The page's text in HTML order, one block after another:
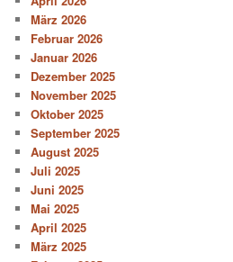
März 2026
Februar 2026
Januar 2026
Dezember 2025
November 2025
Oktober 2025
September 2025
August 2025
Juli 2025
Juni 2025
Mai 2025
April 2025
März 2025